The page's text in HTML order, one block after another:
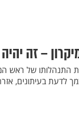
– זה
את התנהלותו של
לדעת בעיתונים,